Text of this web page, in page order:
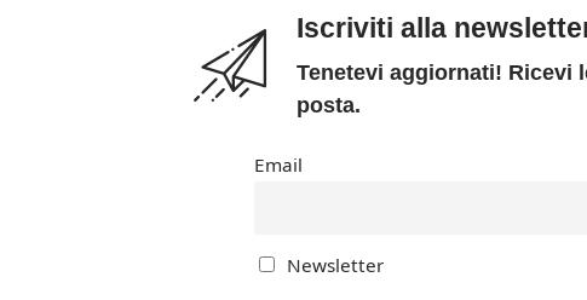
Iscriviti alla
Tenetevi aggiornati! Ricevi
posta.
Email
Newsletter